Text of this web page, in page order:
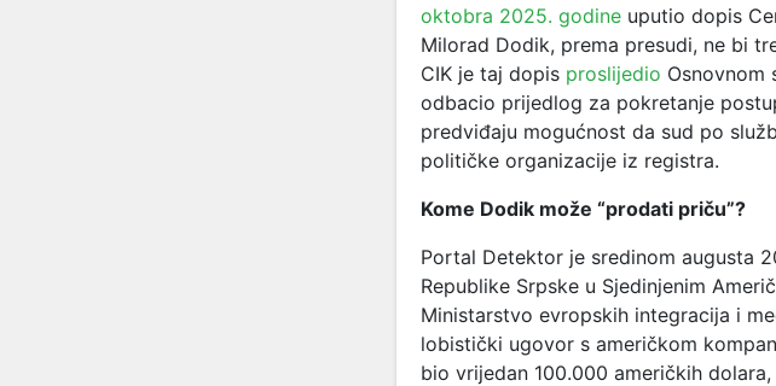
oktobra 2025. godine uputio dopis
Milorad Dodik, prema presudi, ne bi
CIK je taj dopis proslijedio Osnovnom
odbacio prijedlog za pokretanje
predviđaju mogućnost da sud po
političke organizacije iz registra.
Kome Dodik može “prodati priču”?
Portal Detektor je sredinom augusta
Republike Srpske u Sjedinjenim
Ministarstvo evropskih integracija i
lobistički ugovor s američkom
bio vrijedan 100.000 američkih